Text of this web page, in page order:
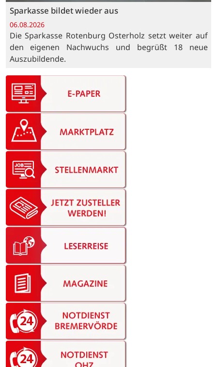
Sparkasse bildet wieder aus
06.08.2026
Die Sparkasse Rotenburg Osterholz setzt weiter auf
den eigenen Nachwuchs und begrüßt 18 neue
Auszubildende.